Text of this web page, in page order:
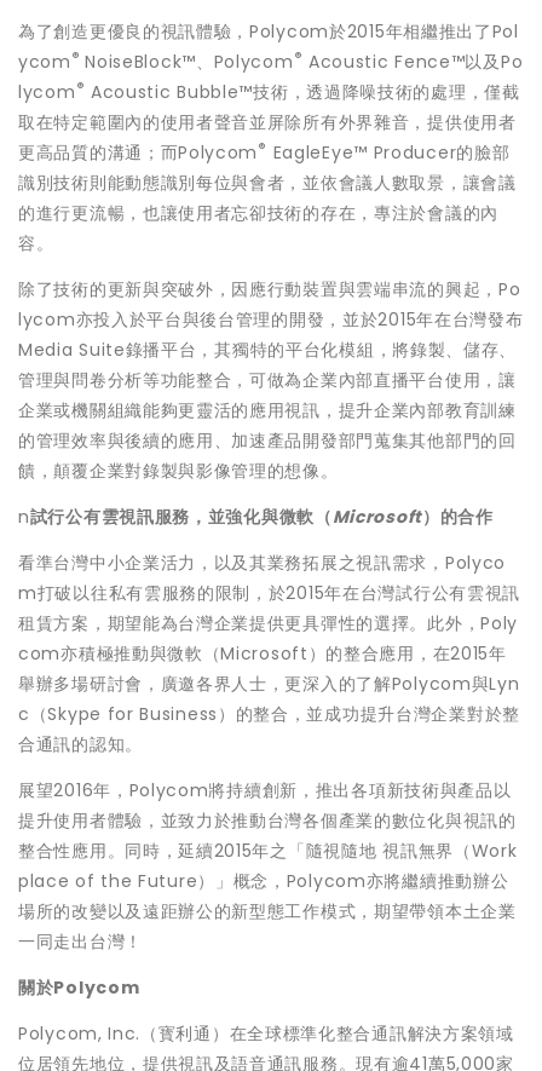
為了創造更優良的視訊體驗，Polycom於2015年相繼推出了Pol
ycom ®NoiseBlock™、Polycom ® Acoustic Fence™以及Po
lycom ® Acoustic Bubble™技術，透過降噪技術的處理，僅截
取在特定範圍內的使用者聲音並屏除所有外界雜音，提供使用者
更高品質的溝通；而Polycom ® EagleEye™ Producer的臉部
識別技術則能動態識別每位與會者，並依會議人數取景，讓會議
的進行更流暢，也讓使用者忘卻技術的存在，專注於會議的內
容。
除了技術的更新與突破外，因應行動裝置與雲端串流的興起，Po
lycom亦投入於平台與後台管理的開發，並於2015年在台灣發布
Media Suite錄播平台，其獨特的平台化模組，將錄製、儲存、
管理與問卷分析等功能整合，可做為企業內部直播平台使用，讓
企業或機關組織能夠更靈活的應用視訊，提升企業內部教育訓練
的管理效率與後續的應用、加速產品開發部門蒐集其他部門的回
饋，顛覆企業對錄製與影像管理的想像。
n試行公有雲視訊服務，並強化與微軟（Microsoft）的合作
看準台灣中小企業活力，以及其業務拓展之視訊需求，Polyco
m打破以往私有雲服務的限制，於2015年在台灣試行公有雲視訊
租賃方案，期望能為台灣企業提供更具彈性的選擇。此外，Poly
com亦積極推動與微軟（Microsoft）的整合應用，在2015年
舉辦多場研討會，廣邀各界人士，更深入的了解Polycom與Lyn
c（Skype for Business）的整合，並成功提升台灣企業對於整
合通訊的認知。
展望2016年，Polycom將持續創新，推出各項新技術與產品以
提升使用者體驗，並致力於推動台灣各個產業的數位化與視訊的
整合性應用。同時，延續2015年之「隨視隨地 視訊無界（Work
place of the Future）」概念，Polycom亦將繼續推動辦公
場所的改變以及遠距辦公的新型態工作模式，期望帶領本土企業
一同走出台灣！
關於Polycom
Polycom, Inc.（寳利通）在全球標準化整合通訊解決方案領域
位居領先地位，提供視訊及語音通訊服務。現有逾41萬5,000家